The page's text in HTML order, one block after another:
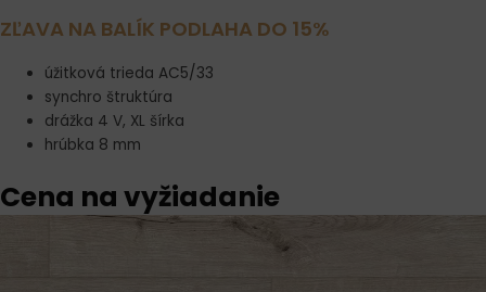
ZĽAVA NA BALÍK PODLAHA DO 15%
úžitková trieda AC5/33
synchro štruktúra
drážka 4 V, XL šírka
hrúbka 8 mm
Cena na vyžiadanie